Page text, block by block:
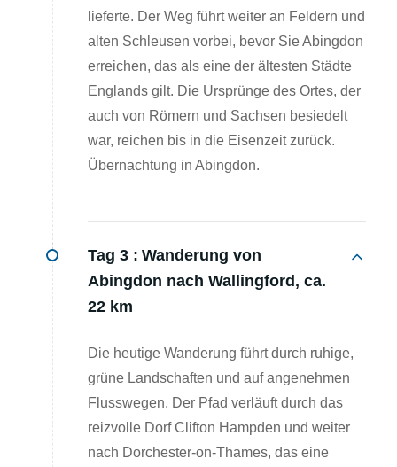
lieferte. Der Weg führt weiter an Feldern und
alten Schleusen vorbei, bevor Sie Abingdon
erreichen, das als eine der ältesten Städte
Englands gilt. Die Ursprünge des Ortes, der
auch von Römern und Sachsen besiedelt
war, reichen bis in die Eisenzeit zurück.
Übernachtung in Abingdon.
Tag 3 : Wanderung von
Abingdon nach Wallingford, ca.
22 km
Die heutige Wanderung führt durch ruhige,
grüne Landschaften und auf angenehmen
Flusswegen. Der Pfad verläuft durch das
reizvolle Dorf Clifton Hampden und weiter
nach Dorchester-on-Thames, das eine